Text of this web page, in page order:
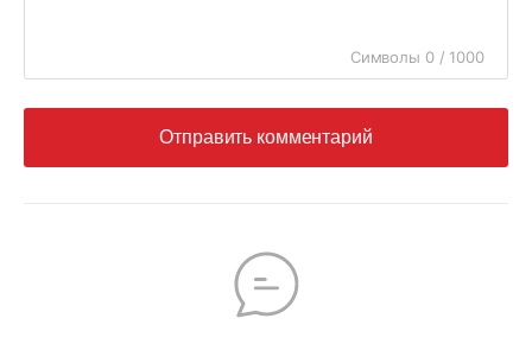
Символы 0 / 1000
Отправить комментарий